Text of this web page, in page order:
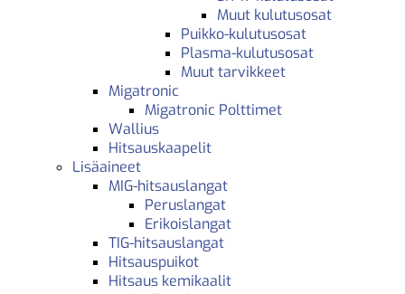
Muut kulutusosat
Puikko-kulutusosat
Plasma-kulutusosat
Muut tarvikkeet
Migatronic
Migatronic Polttimet
Wallius
Hitsauskaapelit
Lisäaineet
MIG-hitsauslangat
Peruslangat
Erikoislangat
TIG-hitsauslangat
Hitsauspuikot
Hitsaus kemikaalit